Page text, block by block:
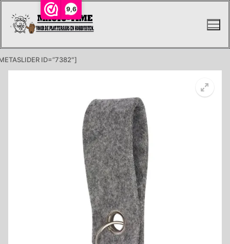
9,6
naar
ID=”7382″]